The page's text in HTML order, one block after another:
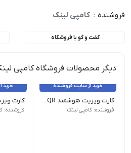
فروشنده : کامپی لینک
گفت و گو با فروشگاه
دیگر محصولات فروشگاه کامپی
خرید از سایت فروشنده
کارت ویزیت هوشمند QR سلفون مات مخمل برجسته جنس: گلاسه 300 گرم کُره‌ای
فروشنده: کامپی لینک
خرید
جنس: 500 میکرون PVC
فروشنده: